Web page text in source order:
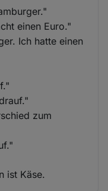
einen Euro."
Ich hatte einen
zum
ist Käse.